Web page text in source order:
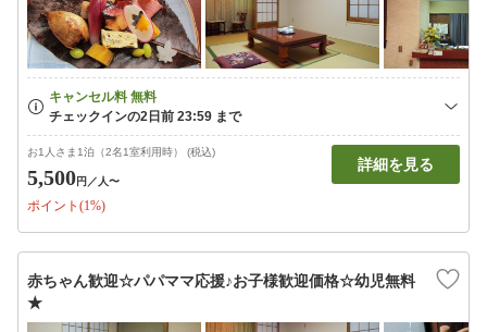
お1人さま1泊（2名1室利用時） (税込)
5,500円 ／人〜
ポイント(1%)
詳細を見る
赤ちゃん歓迎☆パパママ応援♪お子様歓迎価格☆幼児無料
★